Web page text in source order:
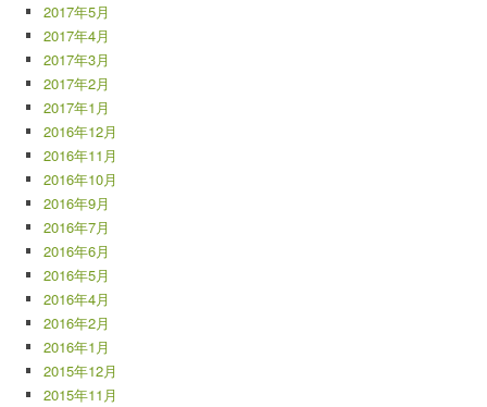
2017年5月
2017年4月
2017年3月
2017年2月
2017年1月
2016年12月
2016年11月
2016年10月
2016年9月
2016年7月
2016年6月
2016年5月
2016年4月
2016年2月
2016年1月
2015年12月
2015年11月